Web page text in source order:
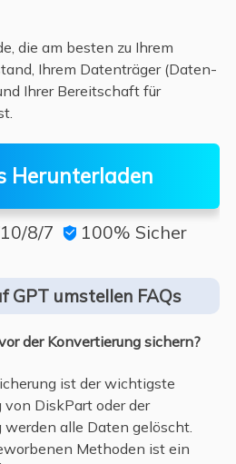
die am besten zu Ihrem
Ihrem Datenträger (Daten-
Ihrer Bereitschaft für
Herunterladen
8/7  100% Sicher
GPT umstellen FAQs
der Konvertierung sichern?
ist der wichtigste
von DiskPart oder der
alle Daten gelöscht.
Methoden ist ein